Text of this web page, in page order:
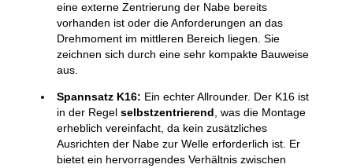
eine externe Zentrierung der Nabe bereits
vorhanden ist oder die Anforderungen an das
Drehmoment im mittleren Bereich liegen. Sie
zeichnen sich durch eine sehr kompakte Bauweise
aus.
Spannsatz K16: Ein echter Allrounder. Der K16 ist
in der Regel selbstzentrierend , was die Montage
erheblich vereinfacht, da kein zusätzliches
Ausrichten der Nabe zur Welle erforderlich ist. Er
bietet ein hervorragendes Verhältnis zwischen